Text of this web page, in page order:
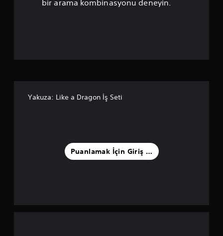
a
m
ı
bir arama kombinasyonu deneyin.
Yakuza: Like a Dragon İş Seti
Puanlamak İçin Giriş Yapın